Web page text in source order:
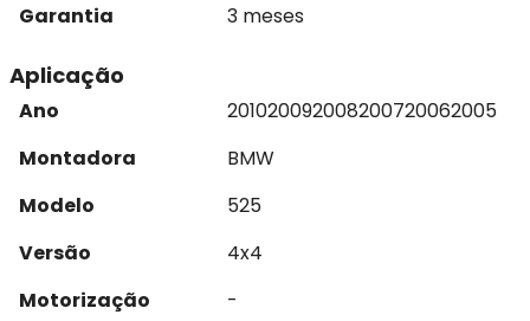
Garantia
3 meses
Aplicação
Ano 201020092008200720062005
Montadora
BMW
Modelo
525
Versão
4x4
Motorização
-